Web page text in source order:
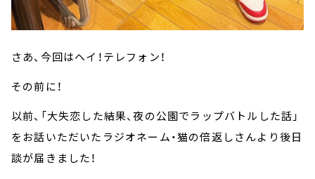
さあ、今回はヘイ！テレフォン！
その前に！
以前、「大失恋した結果、夜の公園でラップバトルした話」
をお話いただいたラジオネーム・猫の倍返しさんより後日
談が届きました！